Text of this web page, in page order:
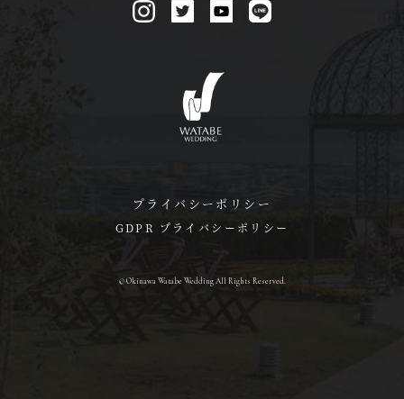
プライバシーポリシー
GDPR プライバシーポリシー
© Okinawa Watabe Wedding All Rights Reserved.